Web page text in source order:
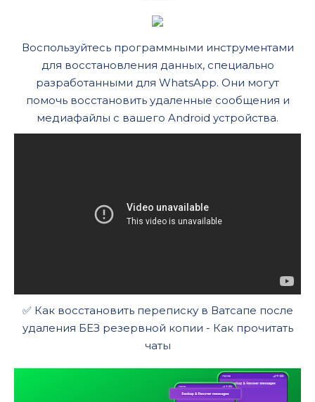
Воспользуйтесь программными инструментами
для восстановления данных, специально
разработанными для WhatsApp. Они могут
помочь восстановить удаленные сообщения и
медиафайлы с вашего Android устройства.
✅ Как восстановить переписку в Ватсапе после
удаления БЕЗ резервной копии - Как прочитать
чаты